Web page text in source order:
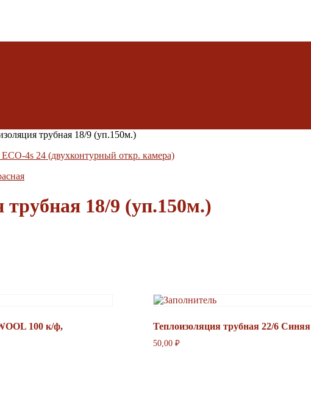
трубная 18/9 (уп.150м.)
4s 24 (двухконтурный откр. камера)
трубная 18/9 (уп.150м.)
100 к/ф,
Теплоизоляция трубная 22/6 Синяя
50,00₽